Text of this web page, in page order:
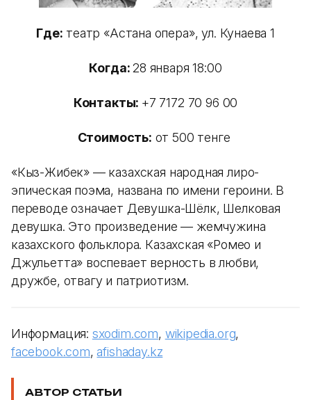
Где: театр «Астана опера», ул. Кунаева 1
Когда:28 января 18:00
Контакты: +7 7172 70 96 00
Стоимость: от 500 тенге
«Кыз-Жибек» — казахская народная лиро-
эпическая поэма, названа по имени героини. В
переводе означает Девушка-Шёлк, Шелковая
девушка. Это произведение — жемчужина
казахского фольклора. Казахская «Ромео и
Джульетта» воспевает верность в любви,
дружбе, отвагу и патриотизм.
Информация: sxodim.com, wikipedia.org,
facebook.com,afishaday.kz
АВТОР СТАТЬИ